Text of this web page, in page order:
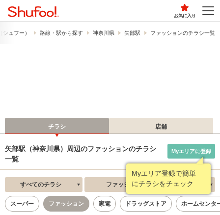
お気に入り
ュフー） 路線・駅から探す 神奈川県 矢部駅 ファッションのチラシ一覧
チラシ 店舗
矢部駅（神奈川県）周辺のファッションのチラシ
一覧
Myエリア登録で簡単
にチラシをチェック
Myエリアに登録
すべてのチラシ ファッション 新着順
スーパー ファッション 家電 ドラッグストア ホームセンタ